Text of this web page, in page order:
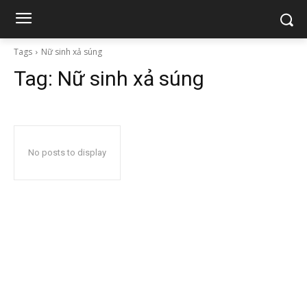
Tags Nữ sinh xả súng
Tag: Nữ sinh xả súng
No posts to display